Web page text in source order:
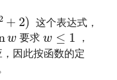
+ 2)
+ 2 )
这个表达式，
w
w 要求w ≤ 1
w ≤1
，
，因此按函数的定